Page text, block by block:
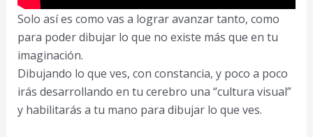
Solo así es como vas a lograr avanzar tanto, como
para poder dibujar lo que no existe más que en tu
imaginación.
Dibujando lo que ves, con constancia, y poco a poco
irás desarrollando en tu cerebro una “cultura visual”
y habilitarás a tu mano para dibujar lo que ves.